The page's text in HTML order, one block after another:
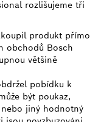
rozlišujeme tři
produkt přímo
obchodů Bosch
většině
pobídku k
být poukaz,
jiný hodnotný